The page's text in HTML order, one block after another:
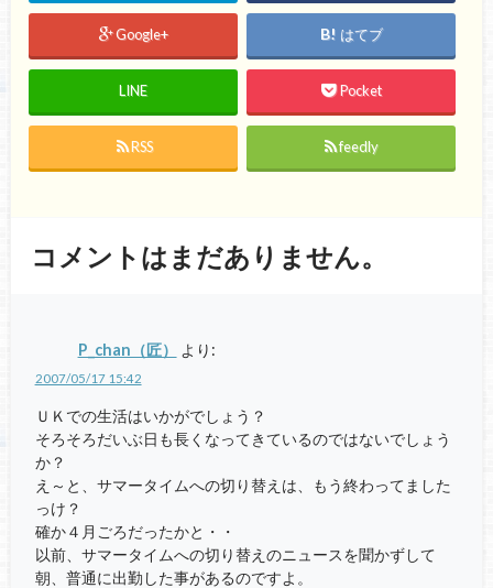
Google+ はてブ
LINE Pocket
RSS feedly
コメントはまだありません。
P_chan（匠） より:
2007/05/17 15:42
ＵＫでの生活はいかがでしょう？
そろそろだいぶ日も長くなってきているのではないでしょう
か？
え～と、サマータイムへの切り替えは、もう終わってました
っけ？
確か４月ごろだったかと・・
以前、サマータイムへの切り替えのニュースを聞かずして
朝、普通に出勤した事があるのですよ。